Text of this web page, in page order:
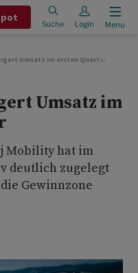
Suche Login Menu
Umsatz im ersten Quartal klar
Umsatz im
Mobility hat im
deutlich zugelegt
Gewinnzone